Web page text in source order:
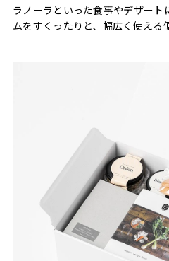
ラノーラといった食事やデザート
ムをすくったりと、幅広く使える